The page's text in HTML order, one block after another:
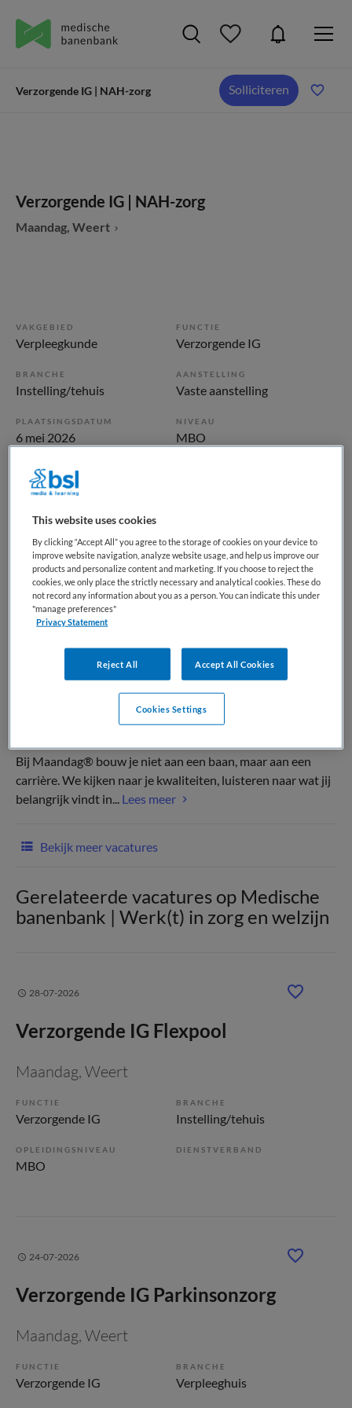
Verzorgende IG | NAH-zorg Solliciteren
Verzorgende IG | NAH-zorg
Maandag, Weert
VAKGEBIED
Verpleegkunde
FUNCTIE
Verzorgende IG
BRANCHE
Instelling/tehuis
AANSTELLING
Vaste aanstelling
PLAATSINGSDATUM
6 mei 2026
NIVEAU
MBO
ERVARING
Ervaren
Vacature niet beschikbaar
Deze vacature Verzorgende IG | NAH-zorg bij Maandag is
niet meer actueel. Hieronder staan enkele vergelijkbare
vacatures die voor u wellicht interessant zijn.
Bij Maandag® bouw je niet aan een baan, maar aan een
carrière. We kijken naar je kwaliteiten, luisteren naar wat jij
belangrijk vindt in... Lees meer
Bekijk meer vacatures
Gerelateerde vacatures op Medische
banenbank | Werk(t) in zorg en welzijn
28-07-2026
Verzorgende IG Flexpool
Maandag, Weert
FUNCTIE
Verzorgende IG
BRANCHE
Instelling/tehuis
OPLEIDINGSNIVEAU
MBO
DIENSTVERBAND
24-07-2026
Verzorgende IG Parkinsonzorg
Maandag, Weert
FUNCTIE
Verzorgende IG
BRANCHE
Verpleeghuis
This website uses cookies
By clicking “Accept All” you agree to the storage of cookies on your device to
improve website navigation, analyze website usage, and help us improve our
products and personalize content and marketing. If you choose to reject the
cookies, we only place the strictly necessary and analytical cookies. These do
not record any information about you as a person. You can indicate this under
"manage preferences"
Privacy Statement
Reject All Accept All Cookies
Cookies Settings